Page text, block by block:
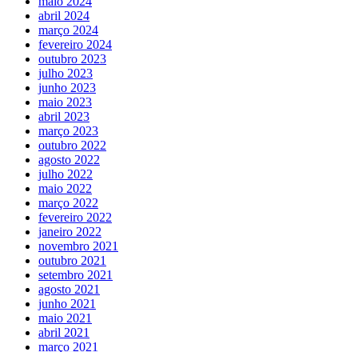
abril 2024
março 2024
fevereiro 2024
outubro 2023
julho 2023
junho 2023
maio 2023
abril 2023
março 2023
outubro 2022
agosto 2022
julho 2022
maio 2022
março 2022
fevereiro 2022
janeiro 2022
novembro 2021
outubro 2021
setembro 2021
agosto 2021
junho 2021
maio 2021
abril 2021
março 2021